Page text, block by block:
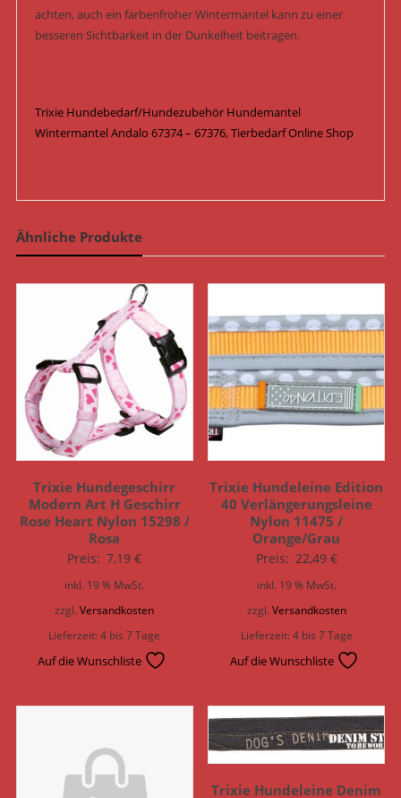
achten, auch ein farbenfroher Wintermantel kann zu einer
besseren Sichtbarkeit in der Dunkelheit beitragen.
Trixie Hundebedarf/Hundezubehör Hundemantel
Wintermantel Andalo 67374 – 67376, Tierbedarf Online Shop
Ähnliche Produkte
Trixie Hundegeschirr
Modern Art H Geschirr
Rose Heart Nylon 15298 /
Rosa
Preis: 7,19€
inkl. 19 % MwSt.
zzgl.Versandkosten
Lieferzeit:4 bis 7 Tage
Auf die Wunschliste
Trixie Hundeleine Edition
40 Verlängerungsleine
Nylon 11475 /
Orange/Grau
Preis: 22,49 €
inkl. 19 % MwSt.
zzgl. Versandkosten
Lieferzeit:4 bis 7 Tage
Auf die Wunschliste
Trixie Hundeleine Denim